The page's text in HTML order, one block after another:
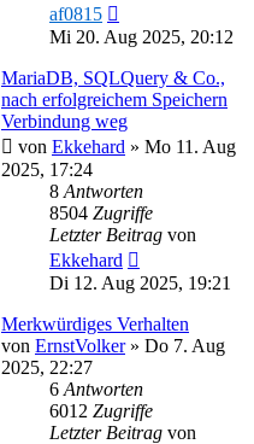
af0815
Mi 20. Aug 2025, 20:12
MariaDB, SQLQuery & Co.,
nach erfolgreichem Speichern
Verbindung weg
von Ekkehard » Mo 11. Aug
2025, 17:24
8 Antworten
8504 Zugriffe
Letzter Beitrag von
Ekkehard
Di 12. Aug 2025, 19:21
Merkwürdiges Verhalten
von ErnstVolker» Do 7. Aug
2025, 22:27
6 Antworten
6012 Zugriffe
Letzter Beitrag von